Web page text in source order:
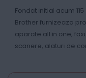
Fondat initial acum
Brother furnizeaza
aparate all in one,
scanere, alaturi de